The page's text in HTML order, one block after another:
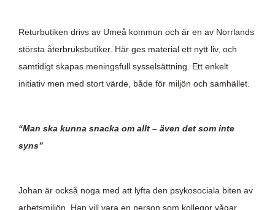
Returbutiken drivs av Umeå kommun och är en av Norrlands
största återbruksbutiker. Här ges material ett nytt liv, och
samtidigt skapas meningsfull sysselsättning. Ett enkelt
initiativ men med stort värde, både för miljön och samhället.
“Man ska kunna snacka om allt – även det som inte
syns”
Johan är också noga med att lyfta den psykosociala biten av
arbetsmiljön. Han vill vara en person som kollegor vågar